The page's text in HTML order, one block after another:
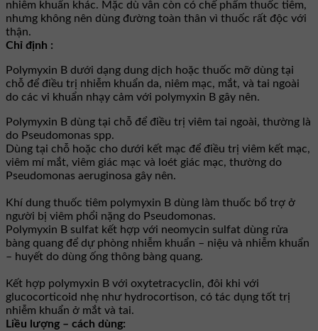
nhiễm khuẩn khác. Mặc dù vẫn còn có chế phẩm thuốc tiêm,
nhưng không nên dùng đường toàn thân vì thuốc rất độc với
thận.
Chỉ định :
Polymyxin B dưới dạng dung dịch hoặc thuốc mỡ dùng tại
chỗ để điều trị nhiễm khuẩn da, niêm mạc, mắt, và tai ngoài
do các vi khuẩn nhạy cảm với polymyxin B gây nên.
Polymyxin B dùng tại chỗ để điều trị viêm tai ngoài, thường là
do Pseudomonas spp.
Dùng tại chỗ hoặc cho dưới kết mạc để điều trị viêm kết mạc,
viêm mí mắt, viêm giác mạc và loét giác mạc, thường do
Pseudomonas aeruginosa gây nên.
Khí dung thuốc tiêm polymyxin B dùng làm thuốc bổ trợ ở
người bị viêm phổi nặng do Pseudomonas.
Polymyxin B sulfat kết hợp với neomycin sulfat dùng rửa
bàng quang để dự phòng nhiễm khuẩn – niệu và nhiễm khuẩn
– huyết do dùng ống thông bàng quang.
Kết hợp polymyxin B với oxytetracyclin, đôi khi với
glucocorticoid nhẹ như hydrocortison, có tác dụng tốt trị
nhiễm khuẩn ở mắt và tai.
Liều lượng – cách dùng: